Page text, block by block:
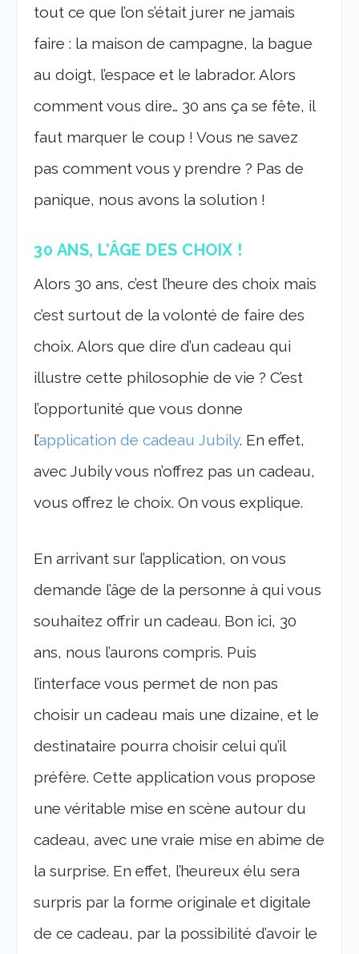
tout ce que l’on s’était jurer ne jamais
faire : la maison de campagne, la bague
au doigt, l’espace et le labrador. Alors
comment vous dire… 30 ans ça se fête, il
faut marquer le coup ! Vous ne savez
pas comment vous y prendre ? Pas de
panique, nous avons la solution !
30 ANS, L’ÂGE DES CHOIX !
Alors 30 ans, c’est l’heure des choix mais
c’est surtout de la volonté de faire des
choix. Alors que dire d’un cadeau qui
illustre cette philosophie de vie ? C’est
l’opportunité que vous donne
l’application de cadeau Jubily. En effet,
avec Jubily vous n’offrez pas un cadeau,
vous offrez le choix. On vous explique.
En arrivant sur l’application, on vous
demande l’âge de la personne à qui vous
souhaitez offrir un cadeau. Bon ici, 30
ans, nous l’aurons compris. Puis
l’interface vous permet de non pas
choisir un cadeau mais une dizaine, et le
destinataire pourra choisir celui qu’il
préfère. Cette application vous propose
une véritable mise en scène autour du
cadeau, avec une vraie mise en abime de
la surprise. En effet, l’heureux élu sera
surpris par la forme originale et digitale
de ce cadeau, par la possibilité d’avoir le